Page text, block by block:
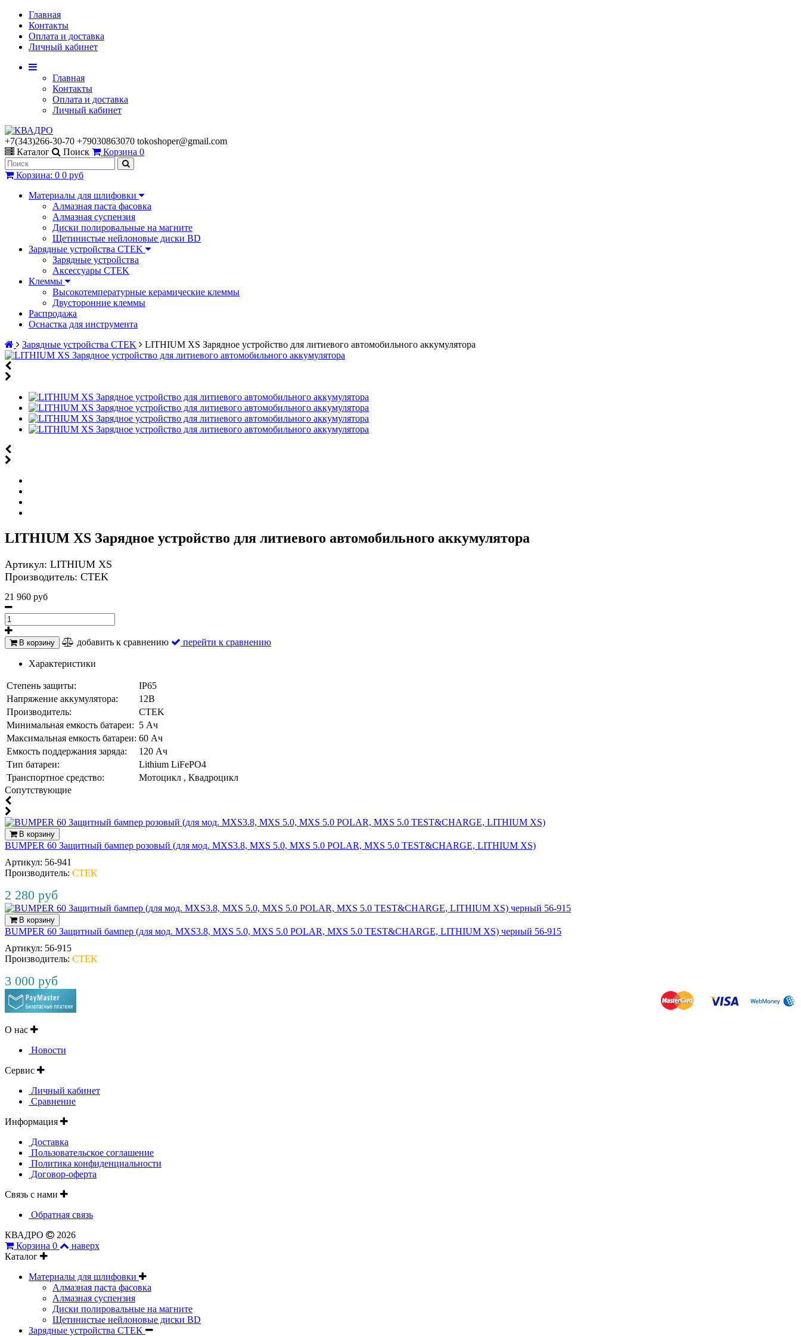
Главная
Контакты
Оплата и доставка
Личный кабинет
Главная
Контакты
Оплата и доставка
Личный кабинет
+7(343)266-30-70 +79030863070 tokoshoper@gmail.com
Каталог
Поиск Корзина 0
Корзина: 0 0 руб
Материалы для шлифовки
Алмазная паста фасовка
Алмазная суспензия
Диски полировальные на магните
Щетинистые нейлоновые диски BD
Зарядные устройства CTEK
Зарядные устройства
Аксессуары CTEK
Клеммы
Высокотемпературные керамические клеммы
Двусторонние клеммы
Распродажа
Оснастка для инструмента
Зарядные устройства CTEK
LITHIUM XS Зарядное устройство для литиевого автомобильного аккумулятора
LITHIUM XS Зарядное устройство для литиевого автомобильного аккумулятора
Артикул: LITHIUM XS
Производитель: CTEK
21 960 руб
В корзину добавить к сравнению перейти к сравнению
Характеристики
Степень защиты:
IP65
Напряжение аккумулятора:
12В
Производитель:
CTEK
Минимальная емкость батареи: 5 Ач
Максимальная емкость батареи: 60 Ач
Емкость поддержания заряда:
120 Ач
Тип батареи:
Lithium LiFePO4
Транспортное средство:
Мотоцикл , Квадроцикл
Cопутствующие
В корзину
BUMPER 60 Защитный бампер розовый (для мод. MXS3.8, MXS 5.0, MXS 5.0 POLAR, MXS 5.0 TEST&CHARGE, LITHIUM XS)
Артикул: 56‐941
Производитель: CTEK
2 280 руб
В корзину
BUMPER 60 Защитный бампер (для мод. MXS3.8, MXS 5.0, MXS 5.0 POLAR, MXS 5.0 TEST&CHARGE, LITHIUM XS) черный 56‐915
Артикул: 56‐915
Производитель: CTEK
3 000 руб
О нас
Новости
Сервис
Личный кабинет
Сравнение
Информация
Доставка
Пользовательское соглашение
Политика конфиденциальности
Договор-оферта
Связь с нами
Обратная связь
КВАДРО
2026
Корзина 0
наверх
Каталог
Материалы для шлифовки
Алмазная паста фасовка
Алмазная суспензия
Диски полировальные на магните
Щетинистые нейлоновые диски BD
Зарядные устройства CTEK